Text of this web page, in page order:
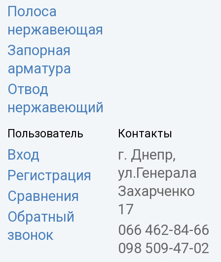
Полоса
нержавеющая
Запорная
арматура
Отвод
нержавеющий
Пользователь
Вход
Регистрация
Сравнения
Обратный
звонок
Контакты
г. Днепр,
ул.Генерала
Захарченко
17
066 462-84-66
098 509-47-02